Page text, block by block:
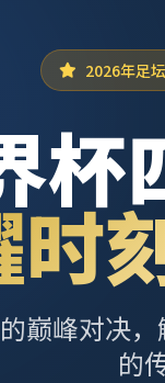
2026年足
杯
时
巅峰对决
的